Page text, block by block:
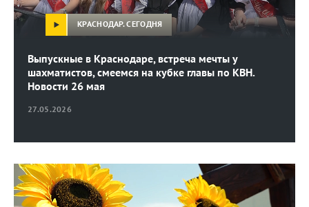
27.05.2026
Выпускные в Краснодаре, встреча мечты у
шахматистов, смеемся на кубке главы по КВН.
Новости 26 мая
КРАСНОДАР. СЕГОДНЯ